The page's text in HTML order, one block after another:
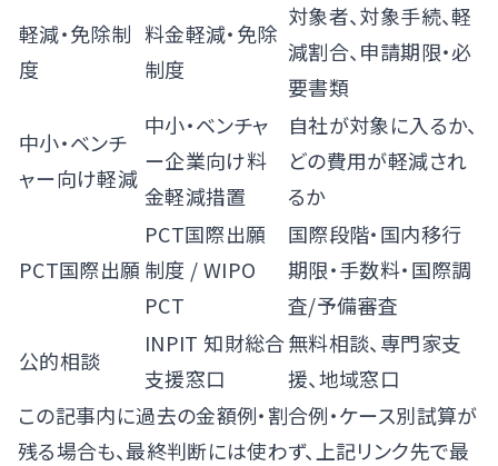
軽減・免除制
度
料金軽減・免除
制度
対象者、対象手続、軽
減割合、申請期限・必
要書類
中小・ベンチ
ャー向け軽減
中小・ベンチャ
ー企業向け料
金軽減措置
自社が対象に入るか、
どの費用が軽減され
るか
PCT国際出願
PCT国際出願
制度 /WIPO
PCT
国際段階・国内移行
期限・手数料・国際調
査/予備審査
公的相談
INPIT 知財総合
支援窓口
無料相談、専門家支
援、地域窓口
この記事内に過去の金額例・割合例・ケース別試算が
残る場合も、最終判断には使わず、上記リンク先で最